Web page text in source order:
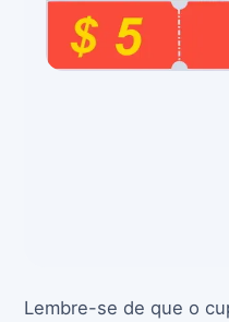
Lembre-se de que o